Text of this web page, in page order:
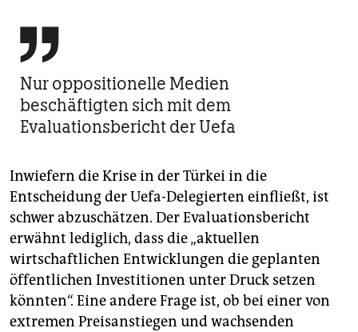

Nur oppositionelle Medien
beschäftigten sich mit dem
Evaluationsbericht der Uefa
Inwiefern die Krise in der Türkei in die
Entscheidung der Uefa-Delegierten einfließt, ist
schwer abzuschätzen. Der Evaluationsbericht
erwähnt lediglich, dass die „aktuellen
wirtschaftlichen Entwicklungen die geplanten
öffentlichen Investitionen unter Druck setzen
könnten“. Eine andere Frage ist, ob bei einer von
extremen Preisanstiegen und wachsenden